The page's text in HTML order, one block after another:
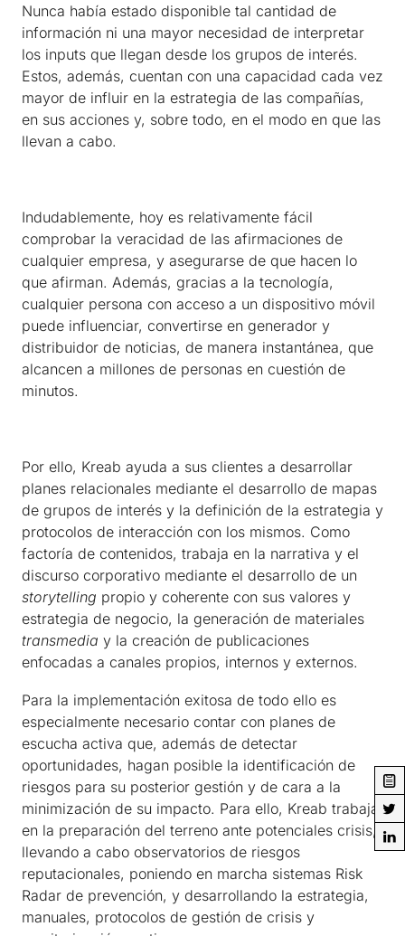
Nunca había estado disponible tal cantidad de
información ni una mayor necesidad de interpretar
los inputs que llegan desde los grupos de interés.
Estos, además, cuentan con una capacidad cada vez
mayor de influir en la estrategia de las compañías,
en sus acciones y, sobre todo, en el modo en que las
llevan a cabo.
Indudablemente, hoy es relativamente fácil
comprobar la veracidad de las afirmaciones de
cualquier empresa, y asegurarse de que hacen lo
que afirman. Además, gracias a la tecnología,
cualquier persona con acceso a un dispositivo móvil
puede influenciar, convertirse en generador y
distribuidor de noticias, de manera instantánea, que
alcancen a millones de personas en cuestión de
minutos.
Por ello, Kreab ayuda a sus clientes a desarrollar
planes relacionales mediante el desarrollo de mapas
de grupos de interés y la definición de la estrategia y
protocolos de interacción con los mismos. Como
factoría de contenidos, trabaja en la narrativa y el
discurso corporativo mediante el desarrollo de un
storytelling propio y coherente con sus valores y
estrategia de negocio, la generación de materiales
transmedia y la creación de publicaciones
enfocadas a canales propios, internos y externos.
Para la implementación exitosa de todo ello es
especialmente necesario contar con planes de
escucha activa que, además de detectar
oportunidades, hagan posible la identificación de
riesgos para su posterior gestión y de cara a la
minimización de su impacto. Para ello, Kreab trabaja
en la preparación del terreno ante potenciales crisis,
llevando a cabo observatorios de riesgos
reputacionales, poniendo en marcha sistemas Risk
Radar de prevención, y desarrollando la estrategia,
manuales, protocolos de gestión de crisis y